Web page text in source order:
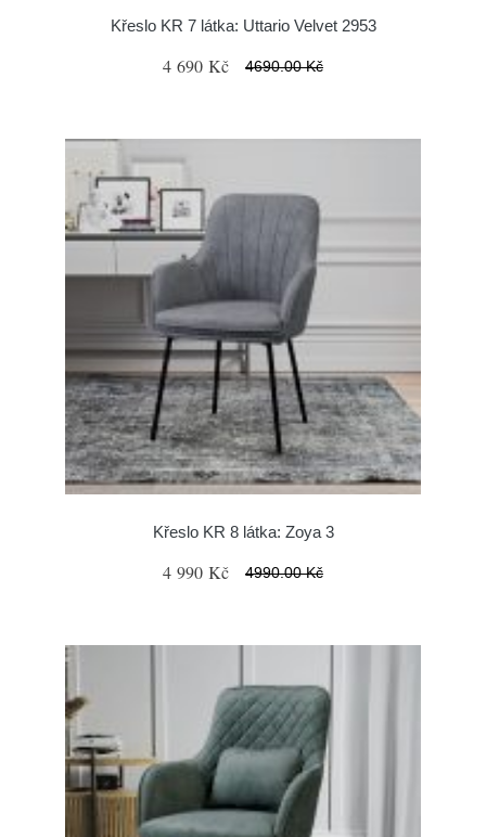
Křeslo KR 7 látka: Uttario Velvet 2953
4 690 Kč 4690.00 Kč
Křeslo KR 8 látka: Zoya 3
4 990 Kč 4990.00 Kč